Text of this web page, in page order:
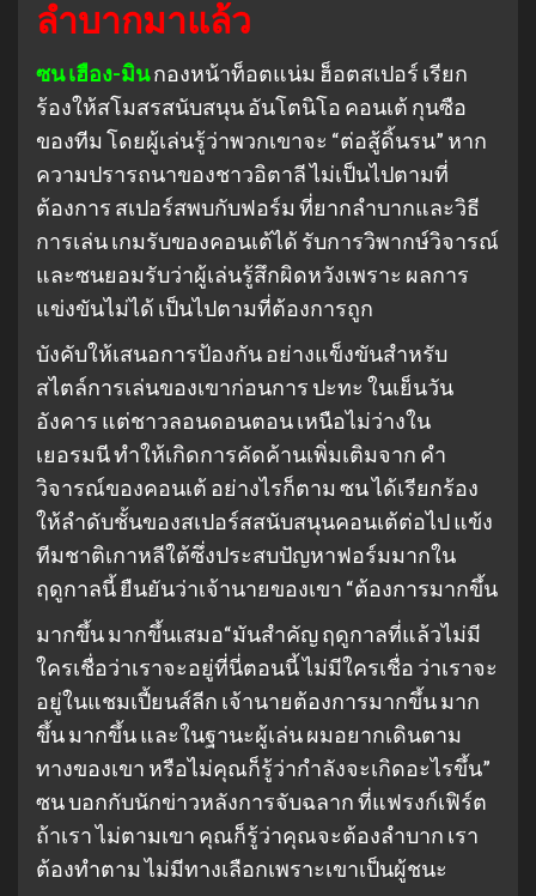
ลำบากมาแล้ว
ซน เฮือง-มินกองหน้าท็อตแน่ม ฮ็อตสเปอร์ เรียก
ร้องให้สโมสรสนับสนุน อันโตนิโอ คอนเต้ กุนซือ
ของทีม โดยผู้เล่นรู้ว่าพวกเขาจะ “ต่อสู้ดิ้นรน” หาก
ความปรารถนาของชาวอิตาลี ไม่เป็นไปตามที่
ต้องการ สเปอร์สพบกับฟอร์ม ที่ยากลำบากและวิธี
การเล่น เกมรับของคอนเต้ได้ รับการวิพากษ์วิจารณ์
และซนยอมรับว่าผู้เล่นรู้สึกผิดหวังเพราะ ผลการ
แข่งขันไม่ได้ เป็นไปตามที่ต้องการถูก
บังคับให้เสนอการป้องกัน อย่างแข็งขันสำหรับ
สไตล์การเล่นของเขาก่อนการ ปะทะ ในเย็นวัน
อังคาร แต่ชาวลอนดอนตอน เหนือไม่ว่างใน
เยอรมนี ทำให้เกิดการคัดค้านเพิ่มเติมจาก คำ
วิจารณ์ของคอนเต้ อย่างไรก็ตาม ซน ได้เรียกร้อง
ให้ลำดับชั้นของสเปอร์สสนับสนุนคอนเต้ต่อไป แข้ง
ทีมชาติเกาหลีใต้ซึ่งประสบปัญหาฟอร์มมากใน
ฤดูกาลนี้ ยืนยันว่าเจ้านายของเขา “ต้องการมากขึ้น
มากขึ้น มากขึ้นเสมอ“มันสำคัญ ฤดูกาลที่แล้วไม่มี
ใครเชื่อว่าเราจะอยู่ที่นี่ตอนนี้ ไม่มีใครเชื่อ ว่าเราจะ
อยู่ในแชมเปี้ยนส์ลีก เจ้านายต้องการมากขึ้น มาก
ขึ้น มากขึ้น และในฐานะผู้เล่น ผมอยากเดินตาม
ทางของเขา หรือไม่คุณก็รู้ว่ากำลังจะเกิดอะไรขึ้น”
ซน บอกกับนักข่าวหลังการจับฉลาก ที่แฟรงก์เฟิร์ต
ถ้าเรา ไม่ตามเขา คุณก็รู้ว่าคุณจะต้องลำบาก เรา
ต้องทำตาม ไม่มีทางเลือกเพราะเขาเป็นผู้ชนะ